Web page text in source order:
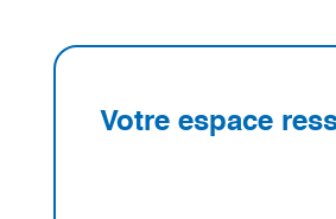
Votre espace